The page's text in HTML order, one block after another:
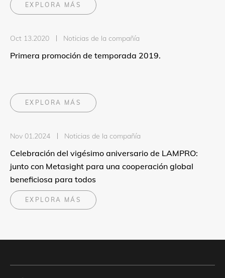
EXPLORA MÁS
Oct 13.2020 Noticias de la compañía
Primera promoción de temporada 2019.
EXPLORA MÁS
Nov 01.2024 Noticias de la compañía
Celebración del vigésimo aniversario de LAMPRO:
junto con Metasight para una cooperación global
beneficiosa para todos
EXPLORA MÁS